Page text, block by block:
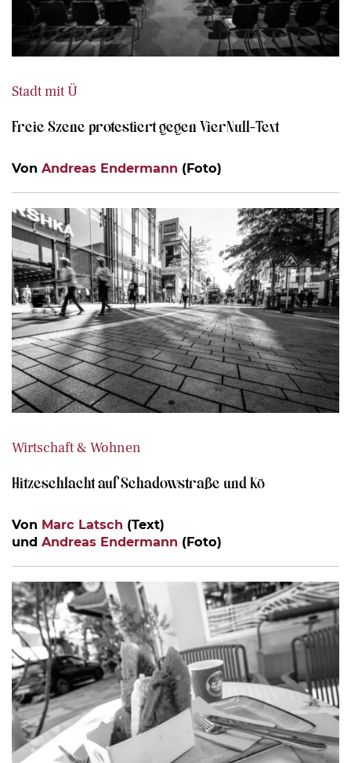
Stadt mit Ü
Freie Szene protestiert gegen VierNull-Text
Von Andreas Endermann (Foto)
Wirtschaft & Wohnen
Hitzeschlacht auf Schadowstraße und Kö
Von Marc Latsch (Text)
und Andreas Endermann (Foto)